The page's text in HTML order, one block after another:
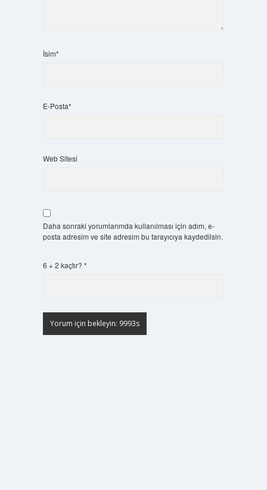
İsim*
E-Posta*
Web Sitesi
Daha sonraki yorumlarımda kullanılması için adım, e-
posta adresim ve site adresim bu tarayıcıya kaydedilsin.
6 + 2 kaçtır? *